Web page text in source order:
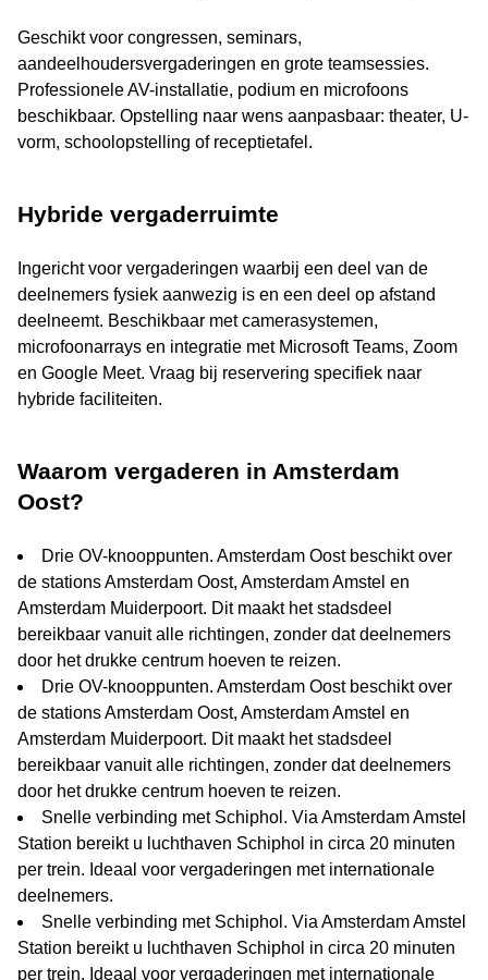
Geschikt voor congressen, seminars,
aandeelhoudersvergaderingen en grote teamsessies.
Professionele AV-installatie, podium en microfoons
beschikbaar. Opstelling naar wens aanpasbaar: theater, U-
vorm, schoolopstelling of receptietafel.
Hybride vergaderruimte
Ingericht voor vergaderingen waarbij een deel van de
deelnemers fysiek aanwezig is en een deel op afstand
deelneemt. Beschikbaar met camerasystemen,
microfoonarrays en integratie met Microsoft Teams, Zoom
en Google Meet. Vraag bij reservering specifiek naar
hybride faciliteiten.
Waarom vergaderen in Amsterdam
Oost?
Drie OV-knooppunten. Amsterdam Oost beschikt over
de stations Amsterdam Oost, Amsterdam Amstel en
Amsterdam Muiderpoort. Dit maakt het stadsdeel
bereikbaar vanuit alle richtingen, zonder dat deelnemers
door het drukke centrum hoeven te reizen.
Drie OV-knooppunten. Amsterdam Oost beschikt over
de stations Amsterdam Oost, Amsterdam Amstel en
Amsterdam Muiderpoort. Dit maakt het stadsdeel
bereikbaar vanuit alle richtingen, zonder dat deelnemers
door het drukke centrum hoeven te reizen.
Snelle verbinding met Schiphol. Via Amsterdam Amstel
Station bereikt u luchthaven Schiphol in circa 20 minuten
per trein. Ideaal voor vergaderingen met internationale
deelnemers.
Snelle verbinding met Schiphol. Via Amsterdam Amstel
Station bereikt u luchthaven Schiphol in circa 20 minuten
per trein. Ideaal voor vergaderingen met internationale